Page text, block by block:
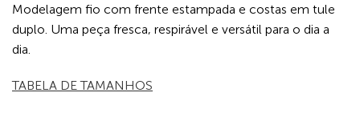
Modelagem fio com frente estampada e costas em tule
duplo. Uma peça fresca, respirável e versátil para o dia a
dia.
TABELA DE TAMANHOS